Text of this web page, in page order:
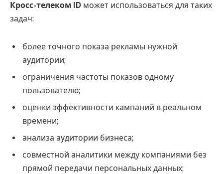
Кросс-телеком ID может использоваться для таких
задач:
более точного показа рекламы нужной
аудитории;
ограничения частоты показов одному
пользователю;
оценки эффективности кампаний в реальном
времени;
анализа аудитории бизнеса;
совместной аналитики между компаниями без
прямой передачи персональных данных;